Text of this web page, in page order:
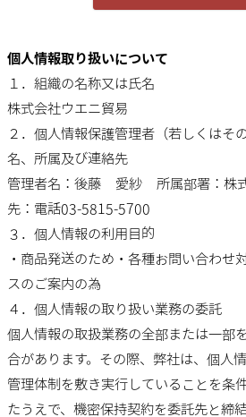
個人情報取り扱いについて
１．組織の名称又は氏名
株式会社ウエニ貿易
２．個人情報保護管理者（若しくはそ
名、所属及び連絡先
管理者名：後藤 愛紗 所属部署：株
先：電話03-5815-5700
３．個人情報の利用目的
・商品発送のため・各種お問い合わせ
スのご案内の為
４．個人情報の取り扱い業務の委託
個人情報の取扱業務の全部または一部
合があります。その際、弊社は、個人
管理体制を敷き実行していることを条
たうえで、機密保持契約を委託先と締